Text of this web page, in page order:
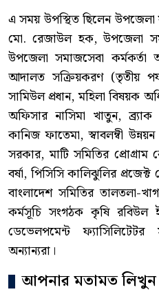
এ সময় উপস্থিত ছিলেন
মো. রেজাউল হক, উপজেলা
উপজেলা সমাজসেবা কর্মকর্তা
আদালত সক্রিয়করণ (তৃতীয়
সামিউল প্রধান, মহিলা বিষয়ক
অফিসার নাসিমা খাতুন,
কানিজ ফাতেমা, স্বাবলম্বী
সরকার, মাটি সমিতির
বর্ষা, পিসিসি কালিঝুলির
বাংলাদেশ সমিতির তালতলা-
কর্মসূচি সংগঠক কৃষি
ডেভেলপমেন্ট
অন্যান্যরা।
আপনার মতামত লিখুন